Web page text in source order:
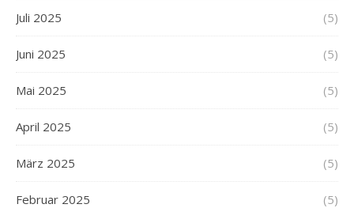
Juli 2025 (5)
Juni 2025 (5)
Mai 2025 (5)
April 2025 (5)
März 2025 (5)
Februar 2025 (5)